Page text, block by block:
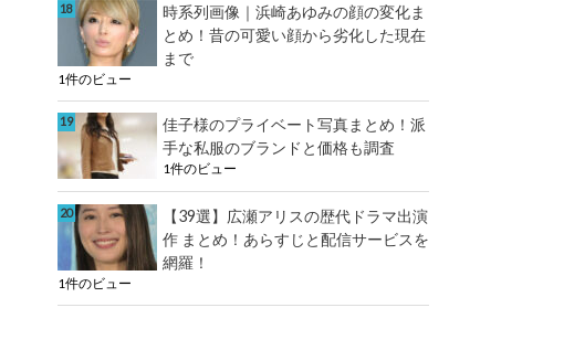
時系列画像｜浜崎あゆみの顔の変化ま
とめ！昔の可愛い顔から劣化した現在
まで
1件のビュー
佳子様のプライベート写真まとめ！派
手な私服のブランドと価格も調査
1件のビュー
【39選】広瀬アリスの歴代ドラマ出演
作 まとめ！あらすじと配信サービスを
網羅！
1件のビュー